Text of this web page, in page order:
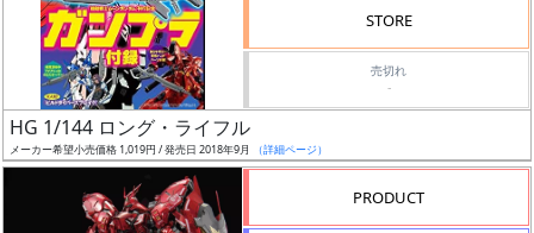
抽
選
STORE
売切れ
-
HG 1/144 ロング・ライフル
メーカー希望小売価格 1,019円 / 発売日 2018年9月 （詳細ページ）
PRODUCT